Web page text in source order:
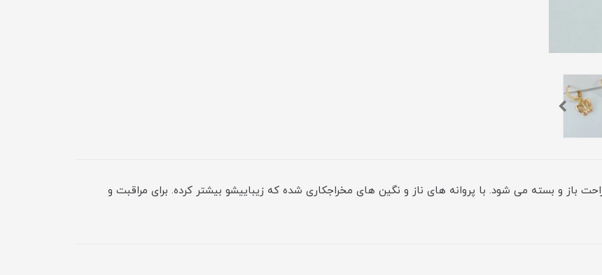
باز و بسته می شود. با پروانه های ناز و نگین های مخراجکاری شده که زیباییشو بیشتر کرده. برای مراقبت و